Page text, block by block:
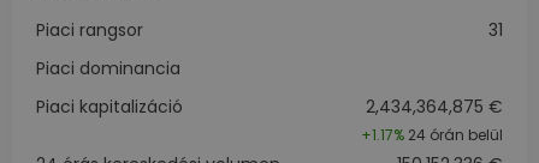
Piaci rangsor
31
Piaci dominancia
Piaci kapitalizáció
2,434,364,875 €
+1.17% 24 órán belül